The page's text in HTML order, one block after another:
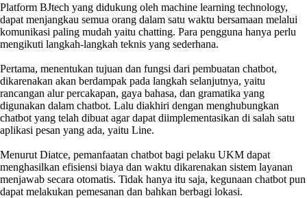
Platform BJtech yang didukung oleh machine learning technology,
dapat menjangkau semua orang dalam satu waktu bersamaan melalui
komunikasi paling mudah yaitu chatting. Para pengguna hanya perlu
mengikuti langkah-langkah teknis yang sederhana.
Pertama, menentukan tujuan dan fungsi dari pembuatan chatbot,
dikarenakan akan berdampak pada langkah selanjutnya, yaitu
rancangan alur percakapan, gaya bahasa, dan gramatika yang
digunakan dalam chatbot. Lalu diakhiri dengan menghubungkan
chatbot yang telah dibuat agar dapat diimplementasikan di salah satu
aplikasi pesan yang ada, yaitu Line.
Menurut Diatce, pemanfaatan chatbot bagi pelaku UKM dapat
menghasilkan efisiensi biaya dan waktu dikarenakan sistem layanan
menjawab secara otomatis. Tidak hanya itu saja, kegunaan chatbot pun
dapat melakukan pemesanan dan bahkan berbagi lokasi.